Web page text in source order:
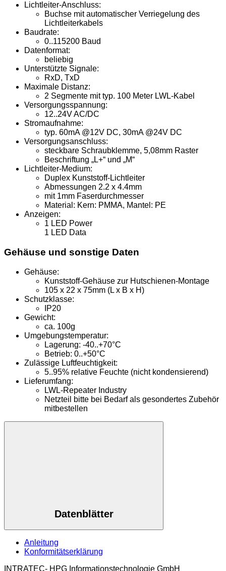
Lichtleiter-Anschluss:
Buchse mit automatischer Verriegelung des
Lichtleiterkabels
Baudrate:
0..115200 Baud
Datenformat:
beliebig
Unterstützte Signale:
RxD, TxD
Maximale Distanz:
2 Segmente mit typ. 100 Meter LWL-Kabel
Versorgungsspannung:
12..24V AC/DC
Stromaufnahme:
typ. 60mA @12V DC, 30mA @24V DC
Versorgungsanschluss:
steckbare Schraubklemme, 5,08mm Raster
Beschriftung „L+“ und „M“
Lichtleiter-Medium:
Duplex Kunststoff-Lichtleiter
Abmessungen 2.2 x 4.4mm
mit 1mm Faserdurchmesser
Material: Kern: PMMA, Mantel: PE
Anzeigen:
1 LED Power
1 LED Data
Gehäuse und sonstige Daten
Gehäuse:
Kunststoff-Gehäuse zur Hutschienen-Montage
105 x 22 x 75mm (L x B x H)
Schutzklasse:
IP20
Gewicht:
ca. 100g
Umgebungstemperatur:
Lagerung: -40..+70°C
Betrieb: 0..+50°C
Zulässige Luftfeuchtigkeit:
5..95% relative Feuchte (nicht kondensierend)
Lieferumfang:
LWL-Repeater Industry
Netzteil bitte bei Bedarf als gesondertes Zubehör
mitbestellen
Datenblätter
Anleitung
Konformitätserklärung
INTRATEC- HPG Informationstechnologie GmbH